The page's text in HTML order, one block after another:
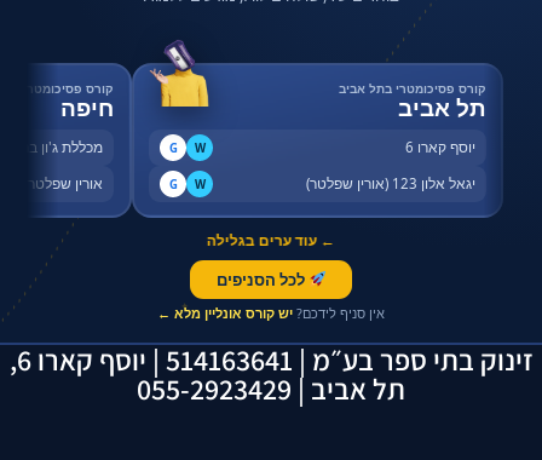
✦
קורס פסיכומטרי בתל אביב
תל אביב
יוסף קארו 6 W
G
יגאל אלון 123 (אורין שפלטר) W
G
קורס פסיכומטרי
חיפה
מכללת ג'ון
אורין שפלטר,
← עוד ערים בגלילה
לכל הסניפים
אין סניף לידכם? יש קורס אונליין מלא ←
זינוק בתי ספר בע״מ | 514163641 | יוסף קארו 6,
תל אביב | 055-2923429